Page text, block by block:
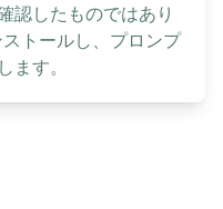
認したものではあり
トールし、プロンプ
ます。